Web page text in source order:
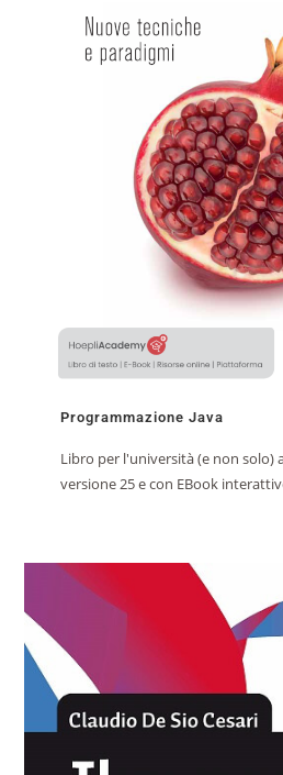
Programmazione Java
Libro per l'università (e non solo)
versione 25 e con EBook